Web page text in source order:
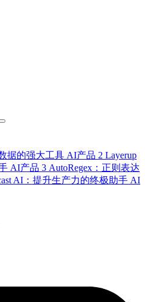
据的强大工具 AI产品 2 Layerup
AI产品 3 AutoRegex：正则表达
AI：提升生产力的终极助手 AI